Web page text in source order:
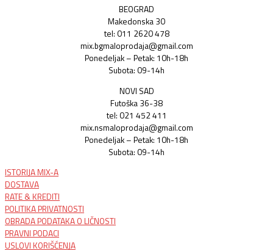
BEOGRAD
Makedonska 30
tel: 011 2620 478
mix.bgmaloprodaja@gmail.com
Ponedeljak – Petak: 10h-18h
Subota: 09-14h
NOVI SAD
Futoška 36-38
tel: 021 452 411
mix.nsmaloprodaja@gmail.com
Ponedeljak – Petak: 10h-18h
Subota: 09-14h
ISTORIJA MIX-A
DOSTAVA
RATE & KREDITI
POLITIKA PRIVATNOSTI
OBRADA PODATAKA O LIČNOSTI
PRAVNI PODACI
USLOVI KORIŠĆENJA